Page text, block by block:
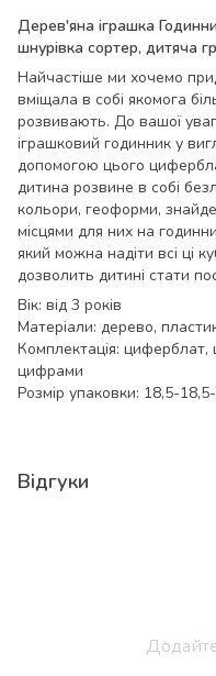
Дерев'яна іграшка
шнурівка сортер, дитяча
Найчастіше ми хочемо
вміщала в собі якомога
розвивають. До вашої
іграшковий годинник у
допомогою цього
дитина розвине в собі
кольори, геоформи, знайде
місцями для них на
який можна надіти всі ці
дозволить дитині стати
Вік: від 3 років
Матеріали: дерево,
Комплектація:
цифрами
Розмір упаковки: 18,5-
Відгуки